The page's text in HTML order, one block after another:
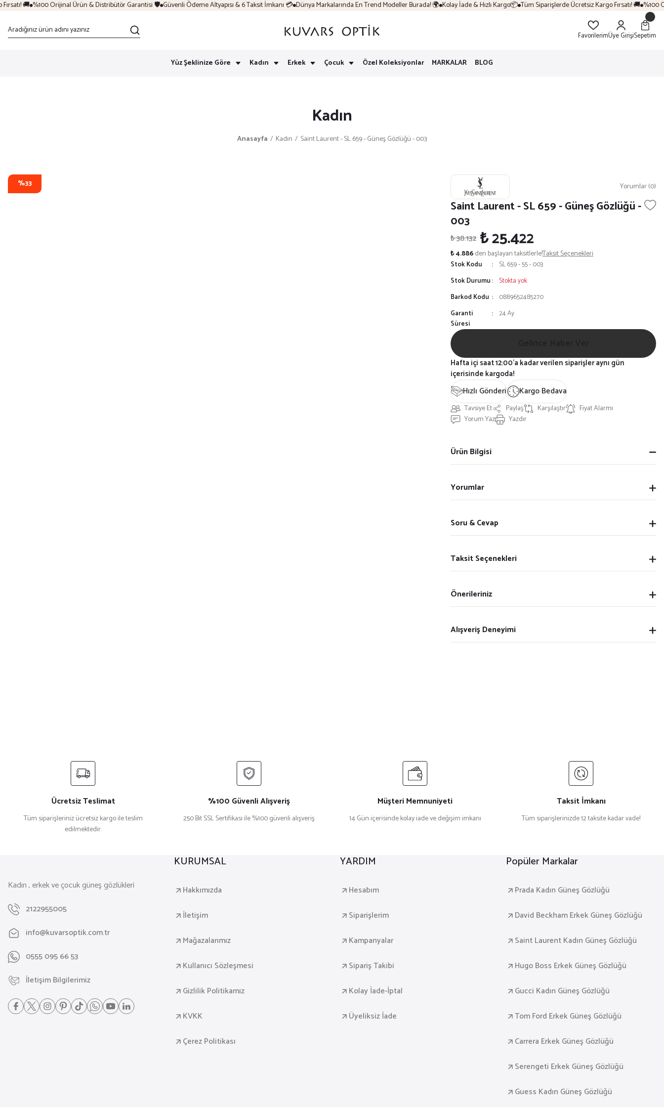
🚚 %100 Orijinal Ürün & Distribütör Garantisi 🛡️ Güvenli Ödeme Altyapısı & 6 Taksit İmkanı 💳 Dünya Markalarında En Trend Modeller Burada! 🌍 Kolay İade & Hızlı Kargo📦 Tüm Siparişlerde Ücretsiz Kargo Fırsatı! 🚚 %100
FavorilerimÜye GirişiSepetim
Yüz Şeklinize Göre Kadın Erkek Çocuk Özel Koleksiyonlar MARKALAR BLOG
Kadın
Anasayfa Kadın Saint Laurent - SL 659 - Güneş Gözlüğü - 003
%33 Yorumlar (0)
Saint Laurent - SL 659 - Güneş Gözlüğü -
003
₺ 38.132 ₺ 25.422
₺ 4.886den başlayan taksitlerle!Taksit Seçenekleri
Stok Kodu
SL 659 - 55 - 003
Stok Durumu
Stokta yok
Barkod Kodu
0889652485270
Garanti
Süresi
24 Ay
Hızlı Gönderi Kargo Bedava
Tavsiye Et Paylaş Karşılaştır
Fiyat Alarmı
Yorum Yaz
Yazdır
Hafta içi saat 12:00'a kadar verilen siparişler aynı gün
içerisinde kargoda!
Ürün Bilgisi
Yorumlar
Soru & Cevap
Taksit Seçenekleri
Önerileriniz
Alışveriş Deneyimi
Ücretsiz Teslimat
Tüm siparişleriniz ücretsiz kargo ile teslim
edilmektedir.
%100 Güvenli Alışveriş
250 Bit SSL Sertifikası ile %100 güvenli alışveriş
Müşteri Memnuniyeti
14 Gün içerisinde kolay iade ve değişim imkanı
Taksit İmkanı
Tüm siparişlerinizde 12 taksite kadar vade!
Kadın , erkek ve çocuk güneş gözlükleri
2122955005
info@kuvarsoptik.com.tr
0555 095 66 53
İletişim Bilgilerimiz
KURUMSAL
Hakkımızda
İletişim
Mağazalarımız
Kullanıcı Sözleşmesi
Gizlilik Politikamız
KVKK
Çerez Politikası
YARDIM
Hesabım
Siparişlerim
Kampanyalar
Sipariş Takibi
Kolay İade-İptal
Üyeliksiz İade
Popüler Markalar
Prada Kadın Güneş Gözlüğü
David Beckham Erkek Güneş Gözlüğü
Saint Laurent Kadın Güneş Gözlüğü
Hugo Boss Erkek Güneş Gözlüğü
Gucci Kadın Güneş Gözlüğü
Tom Ford Erkek Güneş Gözlüğü
Carrera Erkek Güneş Gözlüğü
Serengeti Erkek Güneş Gözlüğü
Guess Kadın Güneş Gözlüğü